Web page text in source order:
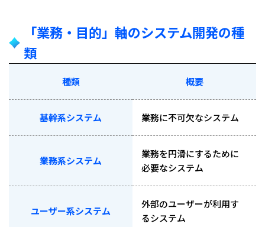
「業務・目的」軸のシステム開発の種
類
種類 概要
基幹系システム 業務に不可欠なシステム
業務系システム
業務を円滑にするために
必要なシステム
ユーザー系システム
外部のユーザーが利用す
るシステム